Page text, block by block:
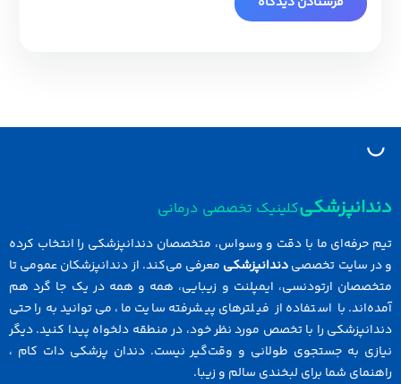
کلینیک تخصصی درمانی
حرفه‌ای ما با دقت و وسواس، متخصصان دندانپزشکی را انتخاب کرده
سایت تخصصیدندانپزشکیمعرفی می‌کند. از دندانپزشکان عمومی تا
ارتودنسی، ایمپلنت و زیبایی، همه و همه در یک جا گرد هم
با استفاده از فیلترهای پیشرفته سایت ما، می‌توانید به راحتی
را با تخصص مورد نظر خود، در منطقه دلخواه پیدا کنید. دیگر
به جستجوی طولانی و وقت‌گیر نیست. دندان پزشکی دات کام ،
شما برای لبخندی سالم و زیبا.